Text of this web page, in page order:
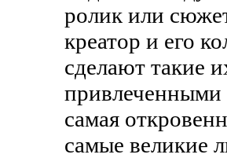
ролик или
креатор и его
сделают такие
привлеченными
самая
самые великие